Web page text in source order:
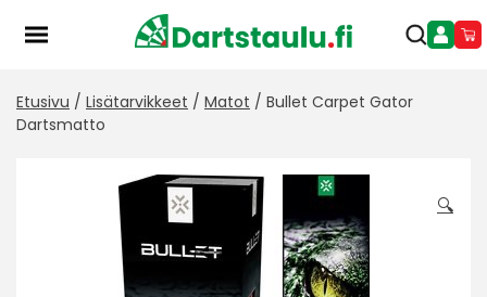
Etusivu / Lisätarvikkeet / Matot / Bullet Carpet Gator
Dartsmatto
🔍